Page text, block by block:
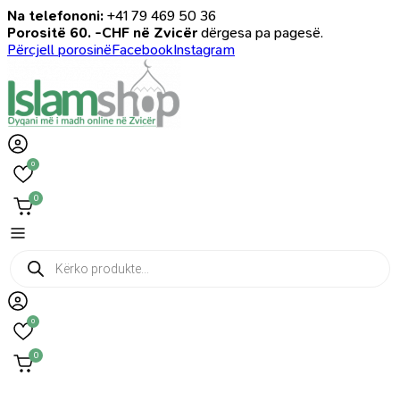
Na telefononi: +41 79 469 50 36
Porositë 60. -CHF në Zvicër dërgesa pa pagesë.
Përcjell porosinëFacebookInstagram
0
0
Products
search
0
0